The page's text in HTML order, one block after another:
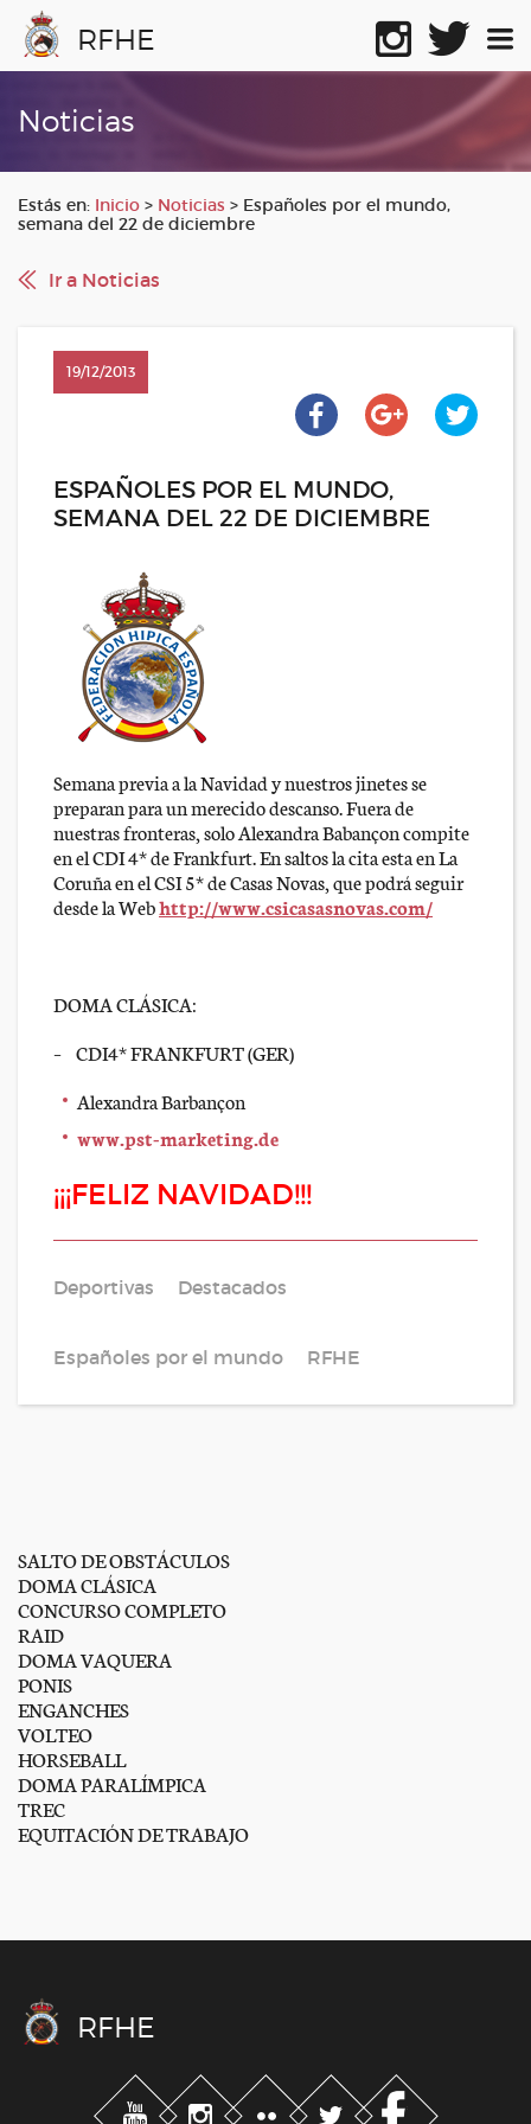
RFHE
Noticias
Estás en: Inicio > Noticias > Españoles por el mundo,
semana del 22 de diciembre
Ir a Noticias
19/12/2013
ESPAÑOLES POR EL MUNDO,
SEMANA DEL 22 DE DICIEMBRE
Semana previa a la Navidad y nuestros jinetes se
preparan para un merecido descanso. Fuera de
nuestras fronteras, solo Alexandra Babançon compite
en el CDI 4* de Frankfurt. En saltos la cita esta en La
Coruña en el CSI 5* de Casas Novas, que podrá seguir
desde la Webhttp://www.csicasasnovas.com/
DOMA CLÁSICA:
– CDI4* FRANKFURT (GER)
Alexandra Barbançon
www.pst-marketing.de
¡¡¡FELIZ NAVIDAD!!!
Deportivas Destacados
Españoles por el mundo RFHE
SALTO DE OBSTÁCULOS
DOMA CLÁSICA
CONCURSO COMPLETO
RAID
DOMA VAQUERA
PONIS
ENGANCHES
VOLTEO
HORSEBALL
DOMA PARALÍMPICA
TREC
EQUITACIÓN DE TRABAJO
RFHE